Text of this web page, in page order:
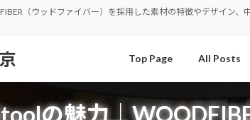
（ウッドファイバー）を採用した素材の特徴やデザイン
Top Page All Posts
の魅力｜